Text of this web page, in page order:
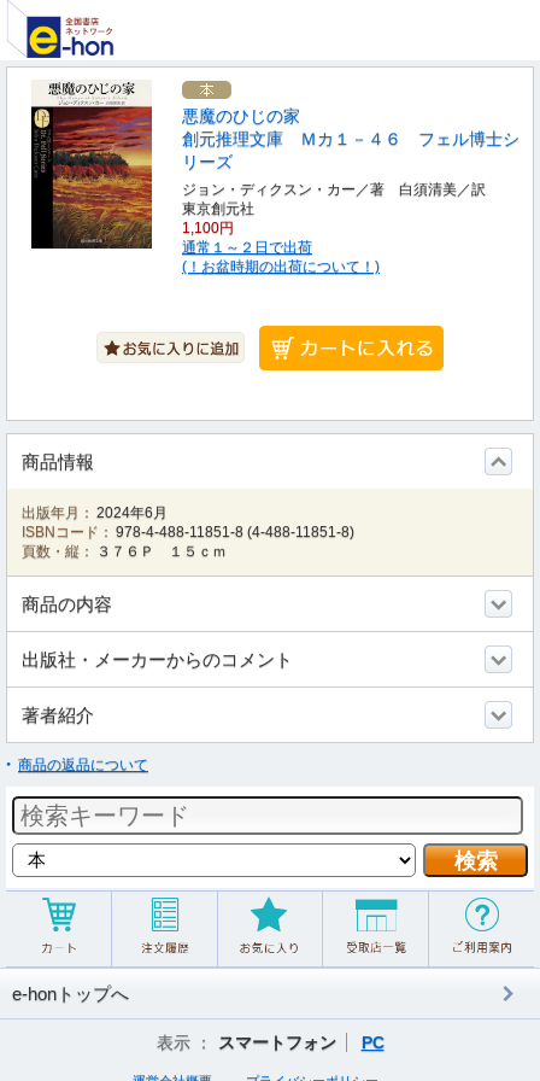
悪魔のひじの家
創元推理文庫 Ｍカ１－４６ フェル博士シ
リーズ
ジョン・ディクスン・カー／著 白須清美／訳
東京創元社
1,100円
通常１～２日で出荷
(！お盆時期の出荷について！)
商品情報
出版年月： 2024年6月
ISBNコード： 978-4-488-11851-8 (4-488-11851-8)
頁数・縦：
３７６Ｐ １５ｃｍ
商品の内容
出版社・メーカーからのコメント
著者紹介
商品の返品について
e-honトップへ
表示 ： スマートフォン PC